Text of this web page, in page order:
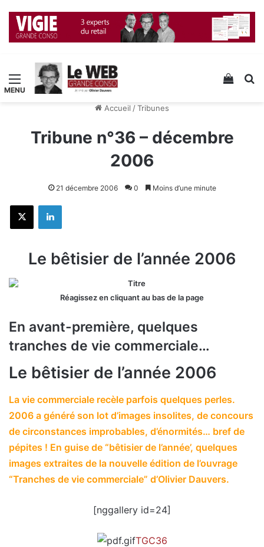
Menu Voir
Accueil /Tribunes
Tribune n°36 – décembre
2006
21 décembre 2006 0 Moins d’une minute
X Linkedin
Le bêtisier de l’année 2006
Réagissez en cliquant au bas de la page
En avant-première, quelques
tranches de vie commerciale…
Le bêtisier de l’année 2006
La vie commerciale recèle parfois quelques perles.
2006 a généré son lot d’images insolites, de concours
de circonstances improbables, d’énormités… bref de
pépites ! En guise de “bêtisier de l’année’, quelques
images extraites de la nouvelle édition de l’ouvrage
“Tranches de vie commerciale” d’Olivier Dauvers.
[nggallery id=24]
TGC36